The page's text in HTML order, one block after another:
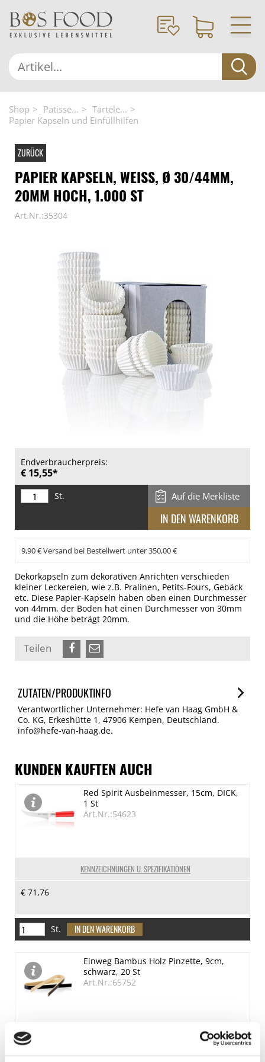
Shop Patisse...
Tartele...
Papier Kapseln und Einfüllhilfen
ZURÜCK
PAPIER KAPSELN, WEISS, Ø 30/44MM, 2
0MM HOCH, 1.000 ST
Art.Nr.:35304
Endverbraucherpreis:
€ 15,55*
St. Auf die Merkliste
9,90 € Versand bei Bestellwert unter 350,00 €
Dekorkapseln zum dekorativen Anrichten verschieden
kleiner Leckereien, wie z.B. Pralinen, Petits-Fours, Gebäck
etc. Diese Papier-Kapseln haben oben einen Durchmesser
von 44mm, der Boden hat einen Durchmesser von 30mm
und die Höhe beträgt 20mm.
Teilen
ZUTATEN/PRODUKTINFO
Verantwortlicher Unternehmer: Hefe van Haag GmbH &
Co. KG, Erkeshütte 1, 47906 Kempen, Deutschland.
info@hefe-van-haag.de.
KUNDEN KAUFTEN AUCH
KENNZEICHNUNGEN U. SPEZIFIKATIONEN
Red Spirit Ausbeinmesser, 15cm, DICK,
1 St
Art.Nr.:54623
€ 71,76
St.
Einweg Bambus Holz Pinzette, 9cm,
schwarz, 20 St
Art.Nr.:65752